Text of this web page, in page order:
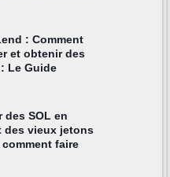
: Comment
et obtenir des
Le Guide
des SOL en
des vieux jetons
faire